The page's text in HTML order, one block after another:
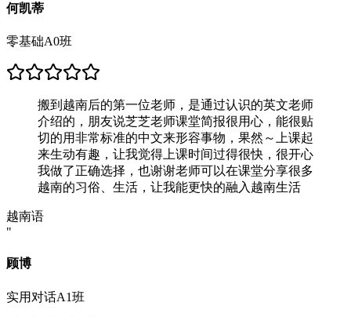
何凯蒂
零基础A0班
搬到越南后的第一位老师，是通过认识的英文老师
介绍的，朋友说芝芝老师课堂简报很用心，能很贴
切的用非常标准的中文来形容事物，果然～上课起
来生动有趣，让我觉得上课时间过得很快，很开心
我做了正确选择，也谢谢老师可以在课堂分享很多
越南的习俗、生活，让我能更快的融入越南生活
越南语
"
顾博
实用对话A1班